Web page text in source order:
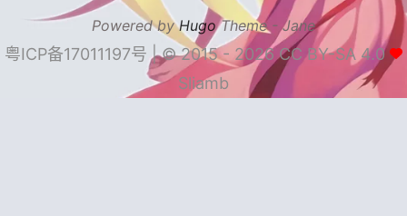
Powered byHugo Theme -Jane
粤ICP备17011197号 |© 2015 - 2026CC BY-SA 4.0
Sliamb